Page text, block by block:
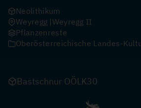
Neolithikum
Weyregg Weyregg II
Pflanzenreste
Oberösterreichische Landes-
Bastschnur OÖLK30